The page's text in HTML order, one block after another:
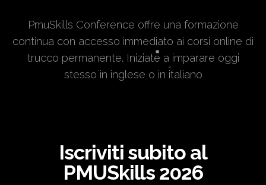
PmuSkills Conference offre una formazione
continua con accesso immediato ai corsi online di
trucco permanente. Iniziate a imparare oggi
stesso in inglese o in italiano
Iscriviti subito al
PMUSkills 2026